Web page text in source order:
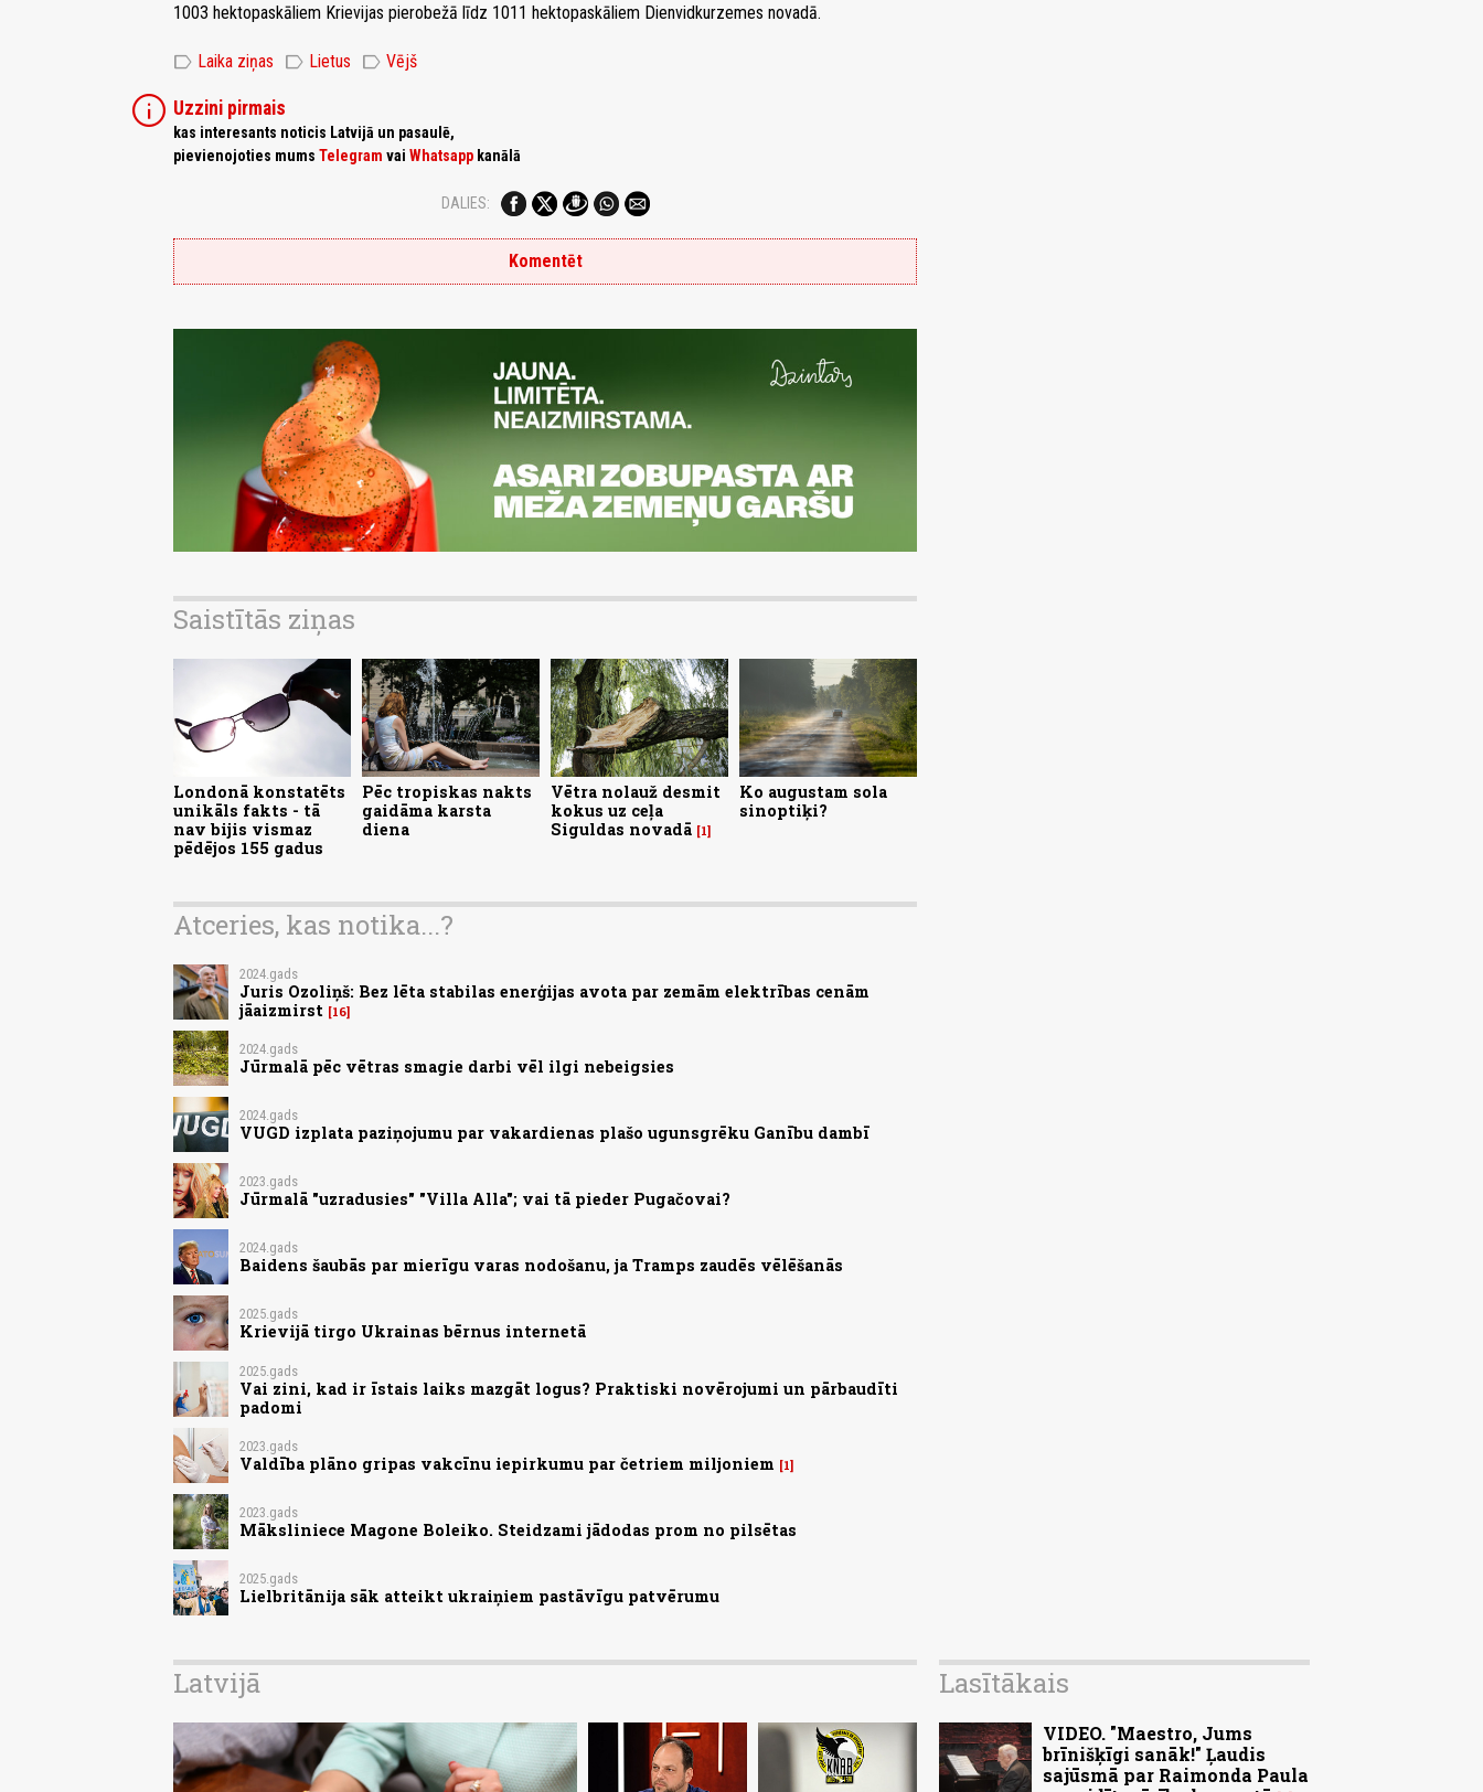
1003 hektopaskāliem Krievijas pierobežā līdz 1011 hektopaskāliem Dienvidkurzemes novadā.
label Laika ziņas label Lietus label Vējš
info Uzzini pirmais
kas interesants noticis Latvijā un pasaulē,
pievienojoties mums Telegram vai Whatsapp kanālā
DALIES:
Komentēt
Saistītās ziņas
Londonā konstatēts
unikāls fakts - tā
nav bijis vismaz
pēdējos 155 gadus
Pēc tropiskas nakts
gaidāma karsta
diena
Vētra nolauž desmit
kokus uz ceļa
Siguldas novadā 1
Ko augustam sola
sinoptiķi?
Atceries, kas notika...?
2024.gads
Juris Ozoliņš: Bez lēta stabilas enerģijas avota par zemām elektrības cenām
jāaizmirst 16
2024.gads
Jūrmalā pēc vētras smagie darbi vēl ilgi nebeigsies
2024.gads
VUGD izplata paziņojumu par vakardienas plašo ugunsgrēku Ganību dambī
2023.gads
Jūrmalā "uzradusies" "Villa Alla"; vai tā pieder Pugačovai?
2024.gads
Baidens šaubās par mierīgu varas nodošanu, ja Tramps zaudēs vēlēšanās
2025.gads
Krievijā tirgo Ukrainas bērnus internetā
2025.gads
Vai zini, kad ir īstais laiks mazgāt logus? Praktiski novērojumi un pārbaudīti
padomi
2023.gads
Valdība plāno gripas vakcīnu iepirkumu par četriem miljoniem 1
2023.gads
Māksliniece Magone Boleiko. Steidzami jādodas prom no pilsētas
2025.gads
Lielbritānija sāk atteikt ukraiņiem pastāvīgu patvērumu
Latvijā Lasītākais
VIDEO. "Maestro, Jums
brīnišķīgi sanāk!" Ļaudis
sajūsmā par Raimonda Paula